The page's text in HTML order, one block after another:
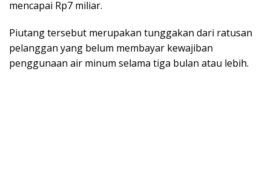
mencapai Rp7 miliar.
Piutang tersebut merupakan tunggakan dari ratusan
pelanggan yang belum membayar kewajiban
penggunaan air minum selama tiga bulan atau lebih.